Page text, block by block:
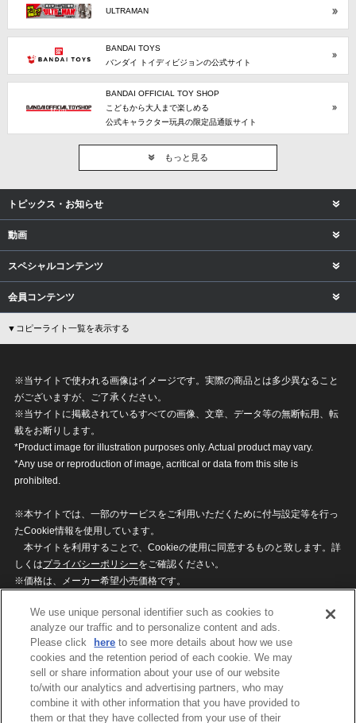
ULTRAMAN
BANDAI TOYS
バンダイ トイディビジョンの公式サイト
BANDAI OFFICIAL TOY SHOP
こどもから大人まで楽しめる
公式キャラクター玩具の限定品通販サイト
もっと見る
トピックス・お知らせ
動画
スペシャルコンテンツ
会員コンテンツ
▼コピーライト一覧を表示する
※当サイトで使われる画像はイメージです。実際の商品とは多少異なること
がございますが、ご了承ください。
※当サイトに掲載されているすべての画像、文章、データ等の無断転用、転
載をお断りします。
*Product image for illustration purposes only. Actual product may vary.
*Any use or reproduction of image, acritical or data from this site is
prohibited.
※本サイトでは、一部のサービスをご利用いただくために付与設定等を行っ
たCookie情報を使用しています。
本サイトを利用することで、Cookieの使用に同意するものと致します。詳
しくはプライバシーポリシーをご確認ください。
※価格は、メーカー希望小売価格です。
ざいますのでご了承ください。
privacypolicy
Do Not Sell or Share My
Personal Information
ウェブサイトご利用条件
ソーシャルメディアポリシー
個人情報保護方針
お問い合わせ
We use unique personal identifier such as cookies to
analyze our traffic and to personalize content and ads.
Please click
here to see more details about how we use
cookies and the retention period of each cookie. We may
sell or share information about your use of our website
to/with our analytics and advertising partners, who may
combine it with other information that you have provided to
them or that they have collected from your use of their